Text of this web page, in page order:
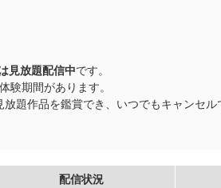
見放題配信中です。
験期間があります。
題作品を鑑賞でき、いつでもキャンセル
配信状況